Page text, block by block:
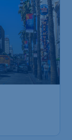
€635*
vanaf